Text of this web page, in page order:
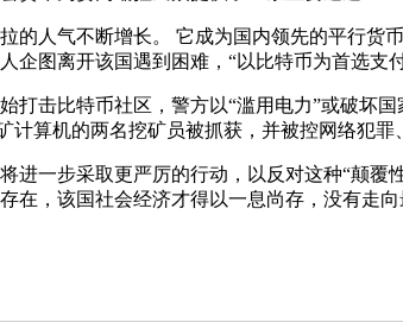
人气不断增长。 它成为国内领先的平行货币
企图离开该国遇到困难，“以比特币为首选支
击比特币社区，警方以“滥用电力”或破坏国
计算机的两名挖矿员被抓获，并被控网络犯罪
一步采取更严厉的行动，以反对这种“颠覆
在，该国社会经济才得以一息尚存，没有走向